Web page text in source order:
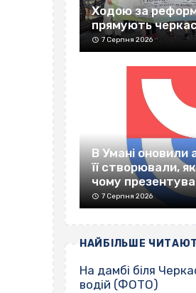
Ходою за
прямують
7 Серпня 2026
В Умані оновили
її створювали,
чому
7 Серпня 2026
НАЙБІЛЬШЕ
На дамбі біля
водій (ФОТО)